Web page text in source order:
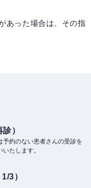
あった場合は、その指
）
約のない患者さんの受診を
たします。
3）